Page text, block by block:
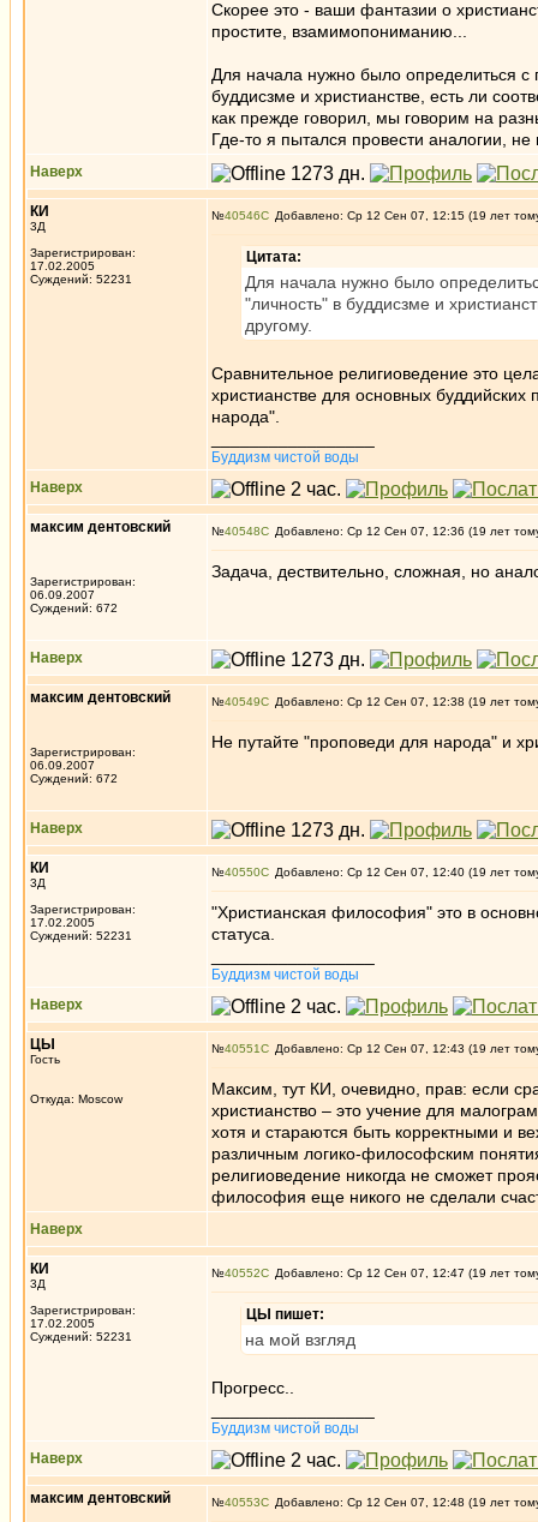
Скорее это - ваши фантазии о
простите, взамимопониманию...
Для начала нужно было определиться с
буддисзме и христианстве, есть ли
как прежде говорил, мы говорим на
Где-то я пытался провести аналогии,
Наверх
КИ
3Д
Зарегистрирован:
17.02.2005
Суждений: 52231
№40546 Добавлено: Ср 12 Сен 07, 12:15 (19 лет
Цитата:
Для начала нужно было
"личность" в буддисзме и
другому.
Сравнительное религиоведение это
христианстве для основных
народа".
Буддизм чистой воды
Наверх
максим дентовский
Зарегистрирован:
06.09.2007
Суждений: 672
№40548 Добавлено: Ср 12 Сен 07, 12:36 (19 лет
Задача, дествительно, сложная, но
Наверх
максим дентовский
Зарегистрирован:
06.09.2007
Суждений: 672
№40549 Добавлено: Ср 12 Сен 07, 12:38 (19 лет
Не путайте "проповеди для народа" и
Наверх
КИ
3Д
Зарегистрирован:
17.02.2005
Суждений: 52231
№40550 Добавлено: Ср 12 Сен 07, 12:40 (19 лет
"Христианская философия" это в
статуса.
Буддизм чистой воды
Наверх
ЦЫ
Гость
Откуда: Moscow
№40551 Добавлено: Ср 12 Сен 07, 12:43 (19 лет
Максим, тут КИ, очевидно, прав: если
христианство – это учение для
хотя и стараются быть корректными и
различным логико-философским
религиоведение никогда не сможет
философия еще никого не сделали
Наверх
КИ
3Д
Зарегистрирован:
17.02.2005
Суждений: 52231
№40552 Добавлено: Ср 12 Сен 07, 12:47 (19 лет
ЦЫ пишет:
на мой взгляд
Прогресс..
Буддизм чистой воды
Наверх
максим дентовский №40553 Добавлено: Ср 12 Сен 07, 12:48 (19 лет